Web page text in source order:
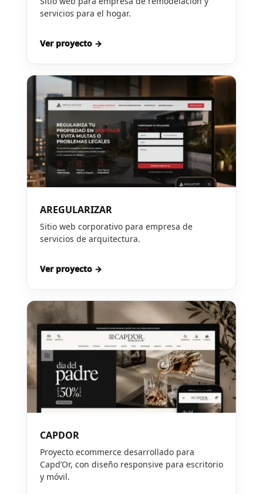
servicios para el hogar.
Ver proyecto →
AREGULARIZAR
Sitio web corporativo para empresa de
servicios de arquitectura.
Ver proyecto →
CAPDOR
Proyecto ecommerce desarrollado para
Capd’Or, con diseño responsive para escritorio
y móvil.